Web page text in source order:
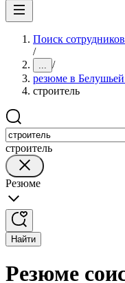
Поиск
/
... /
резюме в
строитель
строитель
Резюме
Найти
Резюме